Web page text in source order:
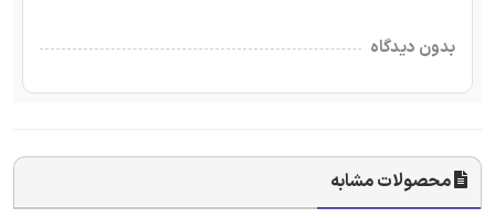
بدون دیدگاه
محصولات مشابه